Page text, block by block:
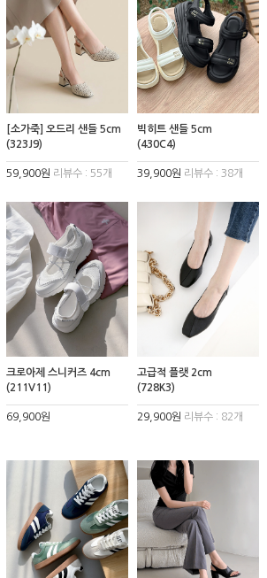
[소가죽] 오드리 샌들 5cm
(323J9)
59,900원 리뷰수 : 55개
빅히트 샌들 5cm
(430C4)
39,900원 리뷰수 : 38개
크로아제 스니커즈 4cm
(211V11)
69,900원
고급적 플랫 2cm
(728K3)
29,900원 리뷰수 : 82개